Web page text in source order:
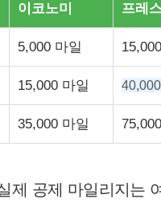
이코노미 프레
5,000 마일
15,000 마일
35,000 마일
제 공제 마일리지는